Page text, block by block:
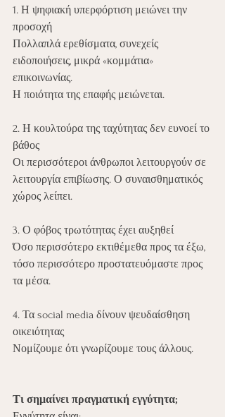
1. Η ψηφιακή υπερφόρτιση μειώνει την
προσοχή
Πολλαπλά ερεθίσματα, συνεχείς
ειδοποιήσεις, μικρά «κομμάτια»
επικοινωνίας.
Η ποιότητα της επαφής μειώνεται.
2. Η κουλτούρα της ταχύτητας δεν ευνοεί το
βάθος
Οι περισσότεροι άνθρωποι λειτουργούν σε
λειτουργία επιβίωσης. Ο συναισθηματικός
χώρος λείπει.
3. Ο φόβος τρωτότητας έχει αυξηθεί
Όσο περισσότερο εκτιθέμεθα προς τα έξω,
τόσο περισσότερο προστατευόμαστε προς
τα μέσα.
4. Τα social media δίνουν ψευδαίσθηση
οικειότητας
Νομίζουμε ότι γνωρίζουμε τους άλλους.
Τι σημαίνει πραγματική εγγύτητα;